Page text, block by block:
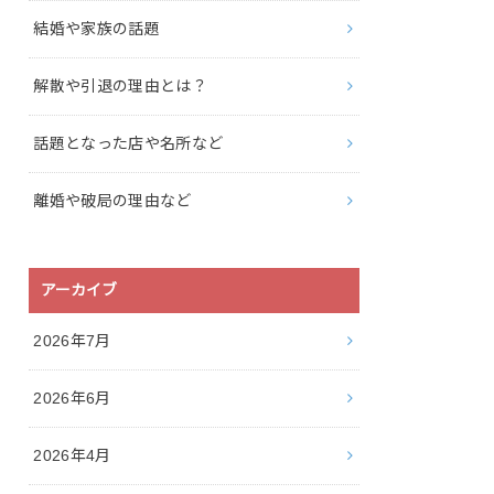
結婚や家族の話題
解散や引退の理由とは？
話題となった店や名所など
離婚や破局の理由など
アーカイブ
2026年7月
2026年6月
2026年4月